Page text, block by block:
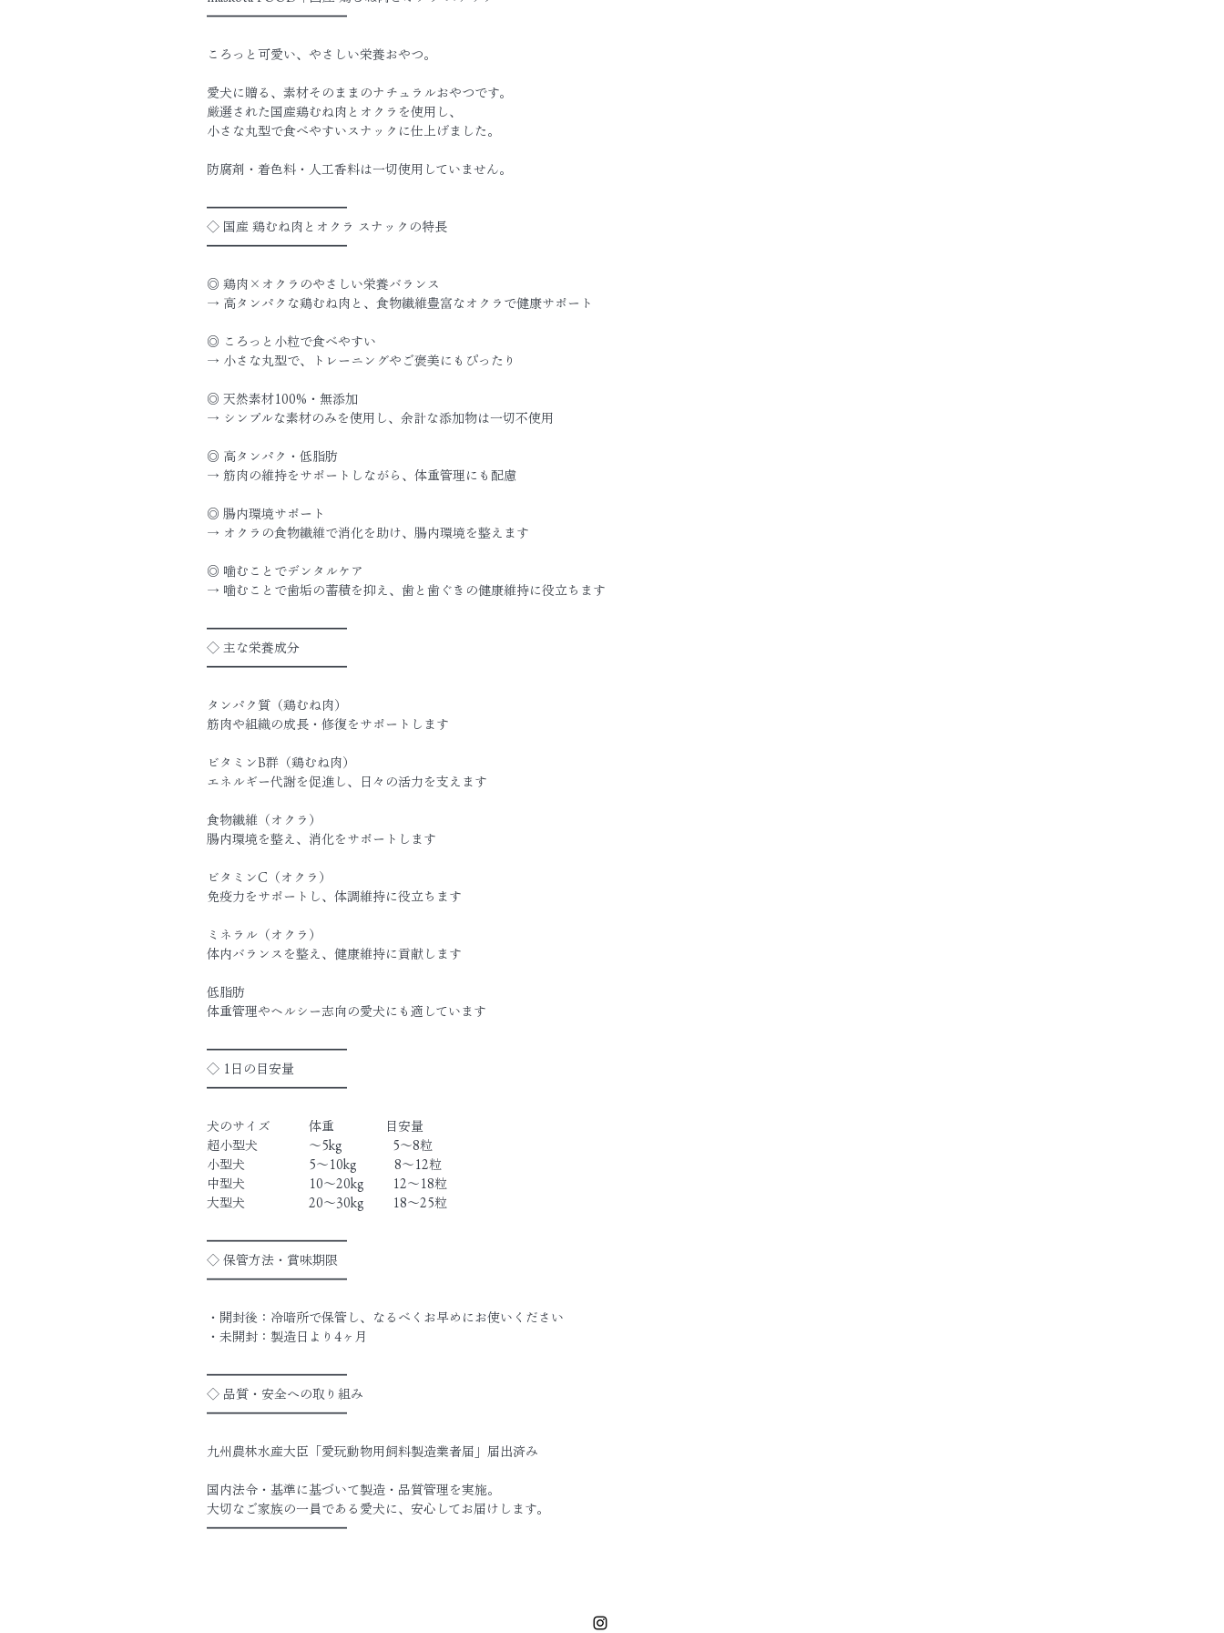
━━━━━━━━━━━
ころっと可愛い、やさしい栄養おやつ。
愛犬に贈る、素材そのままのナチュラルおやつです。
厳選された国産鶏むね肉とオクラを使用し、
小さな丸型で食べやすいスナックに仕上げました。
防腐剤・着色料・人工香料は一切使用していません。
━━━━━━━━━━━
◇ 国産 鶏むね肉とオクラ スナックの特長
━━━━━━━━━━━
◎ 鶏肉×オクラのやさしい栄養バランス
→ 高タンパクな鶏むね肉と、食物繊維豊富なオクラで健康サポート
◎ ころっと小粒で食べやすい
→ 小さな丸型で、トレーニングやご褒美にもぴったり
◎ 天然素材100%・無添加
→ シンプルな素材のみを使用し、余計な添加物は一切不使用
◎ 高タンパク・低脂肪
→ 筋肉の維持をサポートしながら、体重管理にも配慮
◎ 腸内環境サポート
→ オクラの食物繊維で消化を助け、腸内環境を整えます
◎ 噛むことでデンタルケア
→ 噛むことで歯垢の蓄積を抑え、歯と歯ぐきの健康維持に役立ちます
━━━━━━━━━━━
◇ 主な栄養成分
━━━━━━━━━━━
タンパク質（鶏むね肉）
筋肉や組織の成長・修復をサポートします
ビタミンB群（鶏むね肉）
エネルギー代謝を促進し、日々の活力を支えます
食物繊維（オクラ）
腸内環境を整え、消化をサポートします
ビタミンC（オクラ）
免疫力をサポートし、体調維持に役立ちます
ミネラル（オクラ）
体内バランスを整え、健康維持に貢献します
低脂肪
体重管理やヘルシー志向の愛犬にも適しています
━━━━━━━━━━━
◇ 1日の目安量
━━━━━━━━━━━
犬のサイズ　　　体重　　　　目安量
超小型犬　　　　〜5kg　　　　5〜8粒
小型犬　　　　　5〜10kg　　　8〜12粒
中型犬　　　　　10〜20kg　　 12〜18粒
大型犬　　　　　20〜30kg　　 18〜25粒
━━━━━━━━━━━
◇ 保管方法・賞味期限
━━━━━━━━━━━
・開封後：冷暗所で保管し、なるべくお早めにお使いください
・未開封：製造日より4ヶ月
━━━━━━━━━━━
◇ 品質・安全への取り組み
━━━━━━━━━━━
九州農林水産大臣「愛玩動物用飼料製造業者届」届出済み
国内法令・基準に基づいて製造・品質管理を実施。
大切なご家族の一員である愛犬に、安心してお届けします。
━━━━━━━━━━━